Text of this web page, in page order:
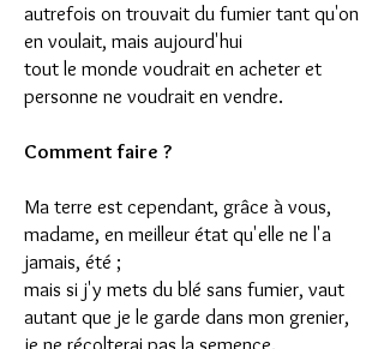
autrefois on trouvait du fumier tant qu'on
en voulait, mais aujourd'hui
tout le monde voudrait en acheter et
personne ne voudrait en vendre.
Comment faire ?
Ma terre est cependant, grâce à vous,
madame, en meilleur état qu'elle ne l'a
jamais, été ;
mais si j'y mets du blé sans fumier, vaut
autant que je le garde dans mon grenier,
je ne récolterai pas la semence.